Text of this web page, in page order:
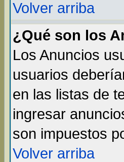
Volver arriba
¿Qué son los
Los Anuncios
usuarios
en las listas de
ingresar
son impuestos
Volver arriba